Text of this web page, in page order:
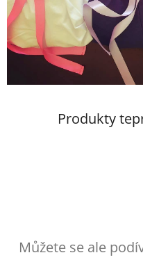
Produkty
Můžete se ale